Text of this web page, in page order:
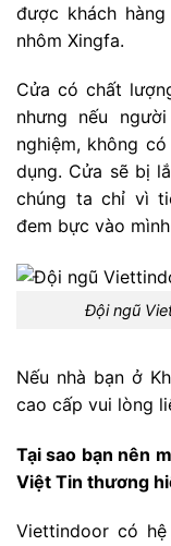
được khách
nhôm Xingfa.
Cửa có chất
nhưng nếu
nghiệm, không
dụng. Cửa sẽ bị
chúng ta chỉ vì
đem bực vào
Đội ngũ
Nếu nhà bạn ở
cao cấp vui lòng
Tại sao bạn nên
Việt Tin thương
Viettindoor có